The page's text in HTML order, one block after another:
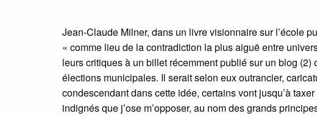
Jean-Claude Milner, dans un livre visionnaire sur l’école
« comme lieu de la contradiction la plus aiguë entre
leurs critiques à un billet récemment publié sur un blog
élections municipales. Il serait selon eux outrancier,
condescendant dans cette idée, certains vont jusqu’à
indignés que j’ose m’opposer, au nom des grands